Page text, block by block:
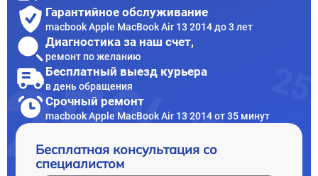
Гарантийное обслуживание
macbook Apple MacBook Air 13 2014 до 3 лет
Диагностика за наш счет,
ремонт по желанию
Бесплатный выезд курьера
в день обращения
Срочный ремонт
macbook Apple MacBook Air 13 2014 от 35 минут
Бесплатная консультация со
специалистом